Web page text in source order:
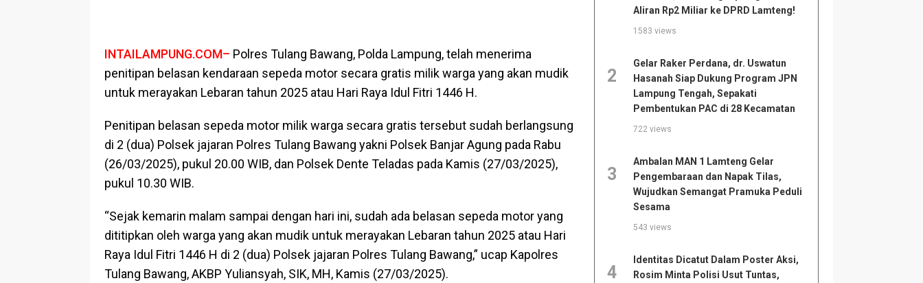
INTAILAMPUNG.COM– Polres Tulang Bawang, Polda Lampung, telah menerima
penitipan belasan kendaraan sepeda motor secara gratis milik warga yang akan mudik
untuk merayakan Lebaran tahun 2025 atau Hari Raya Idul Fitri 1446 H.
Penitipan belasan sepeda motor milik warga secara gratis tersebut sudah berlangsung
di 2 (dua) Polsek jajaran Polres Tulang Bawang yakni Polsek Banjar Agung pada Rabu
(26/03/2025), pukul 20.00 WIB, dan Polsek Dente Teladas pada Kamis (27/03/2025),
pukul 10.30 WIB.
“Sejak kemarin malam sampai dengan hari ini, sudah ada belasan sepeda motor yang
dititipkan oleh warga yang akan mudik untuk merayakan Lebaran tahun 2025 atau Hari
Raya Idul Fitri 1446 H di 2 (dua) Polsek jajaran Polres Tulang Bawang,” ucap Kapolres
Tulang Bawang, AKBP Yuliansyah, SIK, MH, Kamis (27/03/2025).
Aliran Rp2 Miliar ke DPRD Lamteng!
1583 views
2
Gelar Raker Perdana, dr. Uswatun
Hasanah Siap Dukung Program JPN
Lampung Tengah, Sepakati
Pembentukan PAC di 28 Kecamatan
722 views
3
Ambalan MAN 1 Lamteng Gelar
Pengembaraan dan Napak Tilas,
Wujudkan Semangat Pramuka Peduli
Sesama
543 views
4
Identitas Dicatut Dalam Poster Aksi,
Rosim Minta Polisi Usut Tuntas,